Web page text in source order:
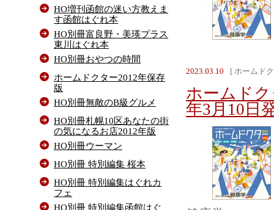
2023.03.10 [ ホームド
ホームド
年3月10日
HO増刊函館の迷い方教えま
す函館はぐれ本
HO別冊富良野・美瑛プラス
東川はぐれ本
HO別冊おやつの時間
ホームドクター2012年保存
版
HO別冊無敵のB級グルメ
HO別冊札幌10区あなたの街
の気になるお店2012年版
HO別冊ウーマン
HO別冊 特別編集 桜本
HO別冊 特別編集はぐれカ
フェ
HO別冊 特別編集函館はぐ